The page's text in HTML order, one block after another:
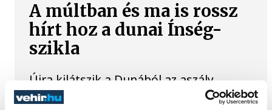
A múltban és ma is rossz
hírt hoz a dunai Ínség-
szikla
Újra kilátszik a Dunából az aszály
hírnöke! Régen a felbukkanása egyet
jelentett az éhínséggel, ma pedig a